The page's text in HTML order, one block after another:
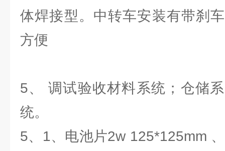
体焊接型。中转车安装有带刹
方便
5、 调试验收材料系统；仓储
统。
5、1、电池片2w 125*125mm